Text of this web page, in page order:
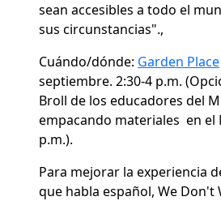
sean accesibles a todo el
sus circunstancias".,
Cuándo/dónde: Garden Place
septiembre. 2:30-4 p.m.
Broll de los educadores del
empacando materiales en el
p.m.).
Para mejorar la experiencia
que habla español, We Don't